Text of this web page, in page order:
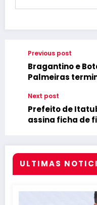
Previous post
Bragantino e
Palmeiras
Next post
Prefeito de
assina ficha de
ULTIMAS